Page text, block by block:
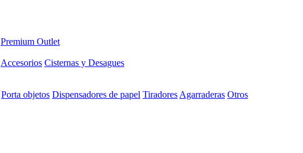
Premium Outlet
Accesorios Cisternas y Desagues
Porta objetos Dispensadores de papel Tiradores Agarraderas Otros